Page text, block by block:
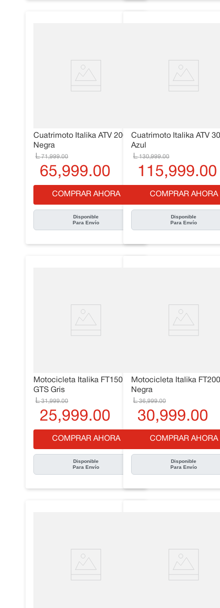
Cuatrimoto Italika ATV 200
Negra
71,999.00
65,999.00
COMPRAR AHORA
Disponible
Para Envío
Cuatrimoto Italika ATV
Azul
130,999.00
115,999.00
COMPRAR AHORA
Disponible
Para Envío
Motocicleta Italika FT150
GTS Gris
31,999.00
25,999.00
COMPRAR AHORA
Disponible
Para Envío
Motocicleta Italika FT200
Negra
36,999.00
30,999.00
COMPRAR AHORA
Disponible
Para Envío